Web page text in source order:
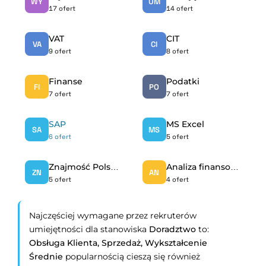
17 ofert 14 ofert
VA
VAT
9 ofert
CI
CIT
8 ofert
FI
Finanse
7 ofert
PO
Podatki
7 ofert
SA
SAP
6 ofert
MS
MS Excel
5 ofert
ZN
5 ofert
AN
4 ofert
Najczęściej wymagane przez rekruterów
umiejętności dla stanowiska Doradztwo to:
Obsługa Klienta,Sprzedaż,Wykształcenie
Średnie popularnością cieszą się również